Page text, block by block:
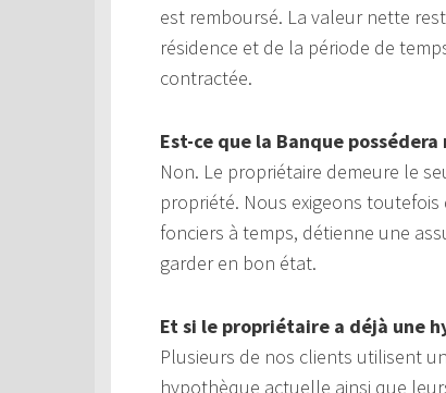
est remboursé. La valeur nette
résidence et de la période de
contractée.
Est-ce que la Banque possédera
Non. Le propriétaire demeure le
propriété. Nous exigeons
fonciers à temps, détienne une
garder en bon état.
Et si le propriétaire a déjà une
Plusieurs de nos clients utilisent
hypothèque actuelle ainsi que